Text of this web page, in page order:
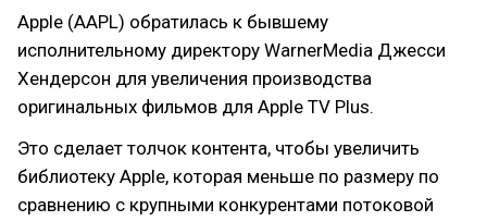
Apple (AAPL) обратилась к бывшему
исполнительному директору WarnerMedia Джесси
Хендерсон для увеличения производства
оригинальных фильмов для Apple TV Plus.
Это сделает толчок контента, чтобы увеличить
библиотеку Apple, которая меньше по размеру по
сравнению с крупными конкурентами потоковой